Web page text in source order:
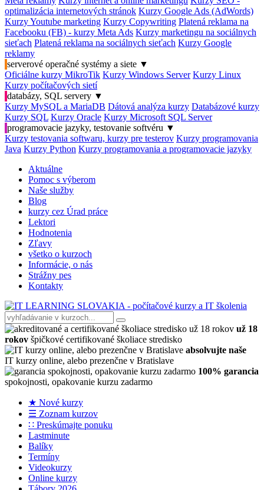
optimalizácia internetových stránok Kurzy Google Ads (AdWords)
Kurzy Youtube marketing Kurzy Copywriting Platená reklama na
Facebooku (FB) - kurzy Meta Ads Kurzy marketingu na sociálnych
sieťach Platená reklama na sociálnych sieťach Kurzy Google
reklamy
serverové operačné systémy a siete ▼
Oficiálne kurzy MikroTik Kurzy Windows Server Kurzy Linux
Kurzy počítačových sietí
databázy, SQL servery ▼
Kurzy MySQL a MariaDB Dátová analýza kurzy Databázové kurzy
Kurzy SQL Kurzy Oracle Kurzy Microsoft SQL Server
programovacie jazyky, testovanie softvéru ▼
Kurzy testovania softwaru, kurzy pre testerov Kurzy programovania
Java Kurzy Python Kurzy programovania a programovacie jazyky
Aktuálne
Pomoc s výberom
Naše služby
Blog
kurzy cez Úrad práce
Lektori
Hodnotenia
Zľavy
všetko o kurzoch
Informácie, o nás
Strážny pes
Kontakty
už 18
rokov špičkové certifikované školiace stredisko
absolvujte naše
IT kurzy online, alebo prezenčne v Bratislave
100% garancia
spokojnosti, opakovanie kurzu zadarmo
★ Nové kurzy
☰ Zoznam kurzov
∷ Preskúmajte ponuku
Lastminute
Balíky
Termíny
Videokurzy
Online kurzy